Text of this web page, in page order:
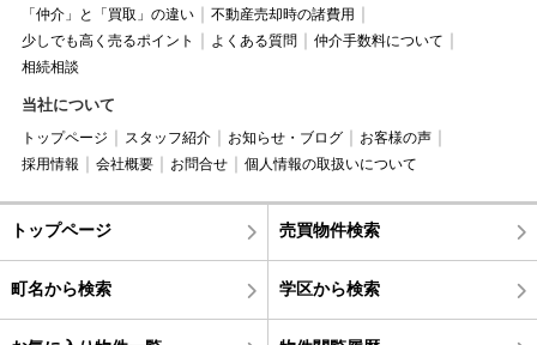
「仲介」と「買取」の違い
不動産売却時の諸費用
少しでも高く売るポイント
よくある質問
仲介手数料について
相続相談
当社について
トップページ スタッフ紹介 お知らせ・ブログ
お客様の声
採用情報
会社概要 お問合せ 個人情報の取扱いについて
トップページ 売買物件検索
町名から検索 学区から検索